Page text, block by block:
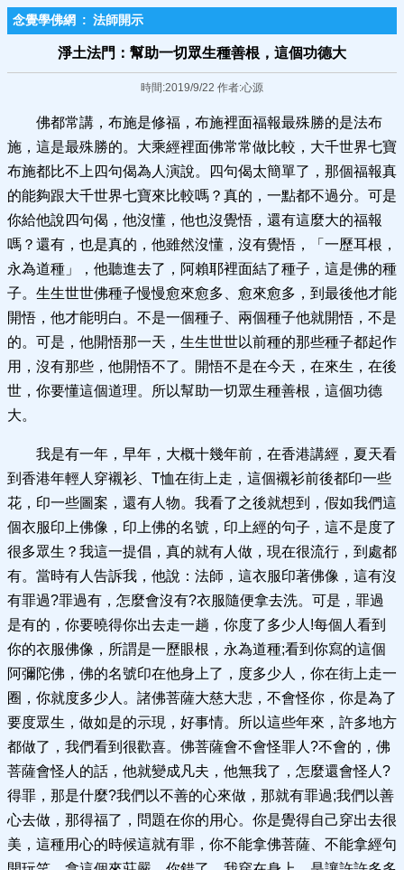
念覺學佛網 : 法師開示
淨土法門：幫助一切眾生種善根，這個功德大
時間:2019/9/22 作者:心源
佛都常講，布施是修福，布施裡面福報最殊勝的是法布
施，這是最殊勝的。大乘經裡面佛常常做比較，大千世界七寶
布施都比不上四句偈為人演說。四句偈太簡單了，那個福報真
的能夠跟大千世界七寶來比較嗎？真的，一點都不過分。可是
你給他說四句偈，他沒懂，他也沒覺悟，還有這麼大的福報
嗎？還有，也是真的，他雖然沒懂，沒有覺悟，「一歷耳根，
永為道種」，他聽進去了，阿賴耶裡面結了種子，這是佛的種
子。生生世世佛種子慢慢愈來愈多、愈來愈多，到最後他才能
開悟，他才能明白。不是一個種子、兩個種子他就開悟，不是
的。可是，他開悟那一天，生生世世以前種的那些種子都起作
用，沒有那些，他開悟不了。開悟不是在今天，在來生，在後
世，你要懂這個道理。所以幫助一切眾生種善根，這個功德
大。
我是有一年，早年，大概十幾年前，在香港講經，夏天看
到香港年輕人穿襯衫、T恤在街上走，這個襯衫前後都印一些
花，印一些圖案，還有人物。我看了之後就想到，假如我們這
個衣服印上佛像，印上佛的名號，印上經的句子，這不是度了
很多眾生？我這一提倡，真的就有人做，現在很流行，到處都
有。當時有人告訴我，他說：法師，這衣服印著佛像，這有沒
有罪過?罪過有，怎麼會沒有?衣服隨便拿去洗。可是，罪過
是有的，你要曉得你出去走一趟，你度了多少人!每個人看到
你的衣服佛像，所謂是一歷眼根，永為道種;看到你寫的這個
阿彌陀佛，佛的名號印在他身上了，度多少人，你在街上走一
圈，你就度多少人。諸佛菩薩大慈大悲，不會怪你，你是為了
要度眾生，做如是的示現，好事情。所以這些年來，許多地方
都做了，我們看到很歡喜。佛菩薩會不會怪罪人?不會的，佛
菩薩會怪人的話，他就變成凡夫，他無我了，怎麼還會怪人?
得罪，那是什麼?我們以不善的心來做，那就有罪過;我們以善
心去做，那得福了，問題在你的用心。你是覺得自己穿出去很
美，這種用心的時候這就有罪，你不能拿佛菩薩、不能拿經句